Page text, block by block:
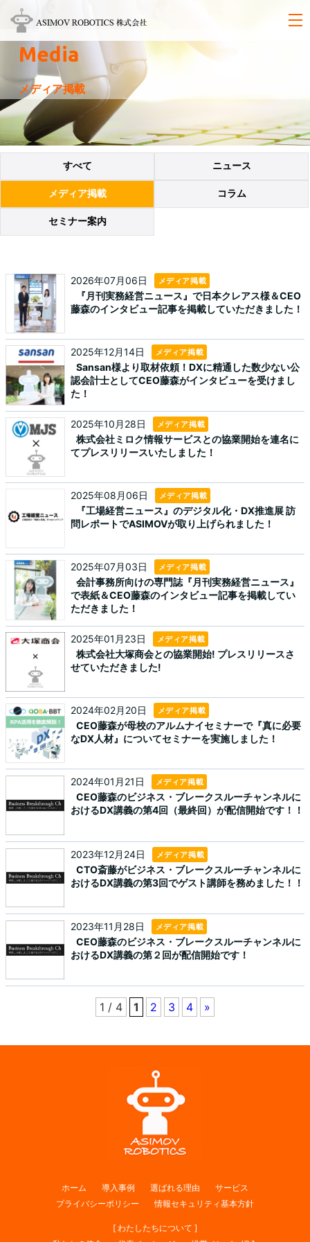
Media
メディア掲載
すべて ニュース
メディア掲載 コラム
セミナー案内
2026年07月06日 メディア掲載
『月刊実務経営ニュース』で日本クレアス様＆CEO
藤森のインタビュー記事を掲載していただきました！
2025年12月14日 メディア掲載
Sansan様より取材依頼！DXに精通した数少ない公
認会計士としてCEO藤森がインタビューを受けまし
た！
2025年10月28日 メディア掲載
株式会社ミロク情報サービスとの協業開始を連名に
てプレスリリースいたしました！
2025年08月06日 メディア掲載
『工場経営ニュース』のデジタル化・DX推進展 訪
問レポートでASIMOVが取り上げられました！
2025年07月03日 メディア掲載
会計事務所向けの専門誌『月刊実務経営ニュース』
で表紙＆CEO藤森のインタビュー記事を掲載してい
ただきました！
2025年01月23日 メディア掲載
株式会社大塚商会との協業開始! プレスリリースさ
せていただきました!
2024年02月20日 メディア掲載
CEO藤森が母校のアルムナイセミナーで『真に必要
なDX人材』についてセミナーを実施しました！
2024年01月21日 メディア掲載
CEO藤森のビジネス・ブレークスルーチャンネルに
おけるDX講義の第4回（最終回）が配信開始です！！
2023年12月24日 メディア掲載
CTO斎藤がビジネス・ブレークスルーチャンネルに
おけるDX講義の第3回でゲスト講師を務めました！！
2023年11月28日 メディア掲載
CEO藤森のビジネス・ブレークスルーチャンネルに
おけるDX講義の第２回が配信開始です！
1 / 4 1 2 3 4 »
ホーム 導入事例 選ばれる理由
サービス
プライバシーポリシー
情報セキュリティ基本方針
[ わたしたちについて ]